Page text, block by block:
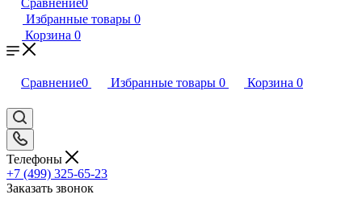
Сравнение0
Избранные товары 0
Корзина 0
Сравнение0 Избранные товары 0 Корзина 0
Телефоны
+7 (499) 325-65-23
Заказать звонок